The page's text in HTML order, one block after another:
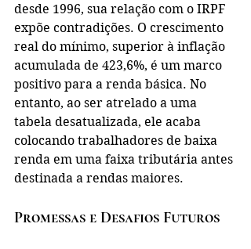
desde 1996, sua relação com o IRPF
expõe contradições. O crescimento
real do mínimo, superior à inflação
acumulada de 423,6%, é um marco
positivo para a renda básica. No
entanto, ao ser atrelado a uma
tabela desatualizada, ele acaba
colocando trabalhadores de baixa
renda em uma faixa tributária antes
destinada a rendas maiores.
Promessas e Desafios Futuros